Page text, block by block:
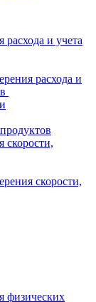
и учета
расхода и
скорости,
скорости,
физических